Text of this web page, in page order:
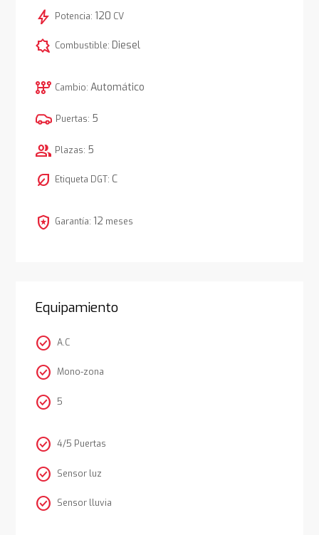
bolt Potencia: 120 CV
comic_bubble Combustible: Diesel
auto_transmission Cambio: Automático
Puertas: 5
group Plazas: 5
nest_eco_leaf Etiqueta DGT: C
local_police Garantía: 12 meses
Equipamiento
check_circle A.C
check_circle Mono-zona
check_circle 5
check_circle 4/5 Puertas
check_circle Sensor luz
check_circle Sensor lluvia